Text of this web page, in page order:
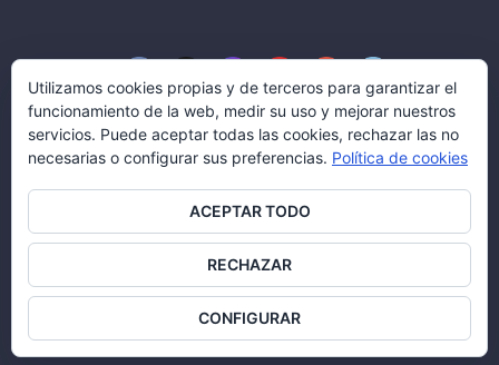
Blog Aserco Señalización
© Aserco Señalización y Servicios, S.L.
Todos los derechos reservados.
Política legal|Política de cookies
Utilizamos cookies propias y de terceros para garantizar el
funcionamiento de la web, medir su uso y mejorar nuestros
servicios. Puede aceptar todas las cookies, rechazar las no
necesarias o configurar sus preferencias. Política de cookies
ACEPTAR TODO
RECHAZAR
CONFIGURAR